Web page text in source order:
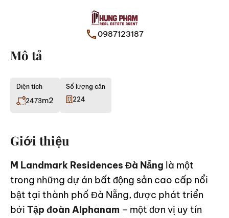
0987123187
Mô tả
Diện tích
2473m2
Số lượng căn
224
Giới thiệu
M Landmark Residences Đà Nẵng là một
trong những dự án bất động sản cao cấp nổi
bật tại thành phố Đà Nẵng, được phát triển
bởi Tập đoàn Alphanam – một đơn vị uy tín